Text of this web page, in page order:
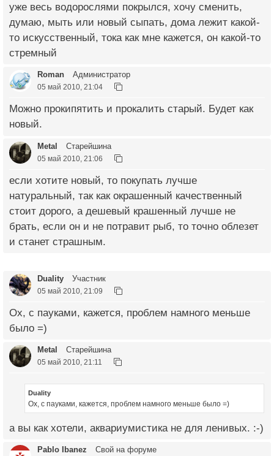
уже весь водорослями покрылся, хочу сменить,
думаю, мыть или новый сыпать, дома лежит какой-
то искусственный, тока как мне кажется, он какой-то
стремный
Roman Администратор
05 май 2010, 21:04
Можно прокипятить и прокалить старый. Будет как
новый.
Metal Старейшина
05 май 2010, 21:06
если хотите новый, то покупать лучше
натуральный, так как окрашенный качественный
стоит дорого, а дешевый крашенный лучше не
брать, если он и не потравит рыб, то точно облезет
и станет страшным.
Duality Участник
05 май 2010, 21:09
Ох, с пауками, кажется, проблем намного меньше
было =)
Metal Старейшина
05 май 2010, 21:11
Duality
Ох, с пауками, кажется, проблем намного меньше было =)
а вы как хотели, аквариумистика не для ленивых. :-)
Pablo Ibanez Свой на форуме